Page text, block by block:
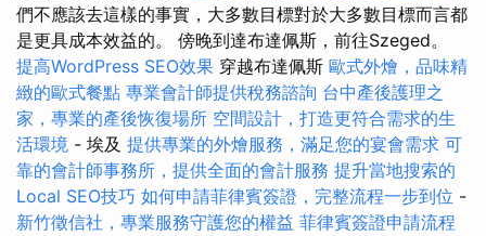
們不應該去這樣的事實，大多數目標對於大多數目標而言都
是更具成本效益的。 傍晚到達布達佩斯，前往Szeged。
提高WordPress SEO效果 穿越布達佩斯 歐式外燴，品味精
緻的歐式餐點 專業會計師提供稅務諮詢 台中產後護理之
家，專業的產後恢復場所 空間設計，打造更符合需求的生
活環境 - 埃及 提供專業的外燴服務，滿足您的宴會需求 可
靠的會計師事務所，提供全面的會計服務 提升當地搜索的
Local SEO技巧 如何申請菲律賓簽證，完整流程一步到位 -
新竹徵信社，專業服務守護您的權益 菲律賓簽證申請流程